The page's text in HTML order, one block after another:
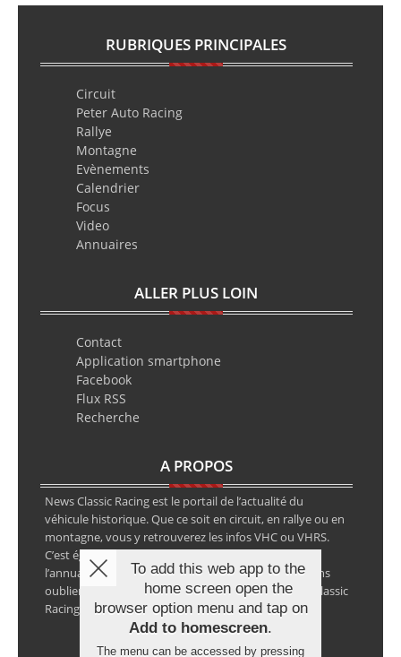
RUBRIQUES PRINCIPALES
Circuit
Peter Auto Racing
Rallye
Montagne
Evènements
Calendrier
Focus
Video
Annuaires
ALLER PLUS LOIN
Contact
Application smartphone
Facebook
Flux RSS
Recherche
A PROPOS
News Classic Racing est le portail de l’actualité du
véhicule historique. Que ce soit en circuit, en rallye ou en
montagne, vous y retrouverez les infos VHC ou VHRS.
C’est également le calendrier des épreuves ainsi que
l’annuaire des spécialistes de la voiture ancienne, sans
oublier les petites annonces avec notre partenaire Classic
Racing Annonces.
To add this web app to the
home screen open the
browser option menu and tap on
Add to homescreen.
The menu can be accessed by pressing